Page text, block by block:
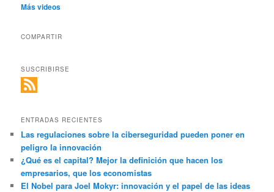
Más videos
COMPARTIR
SUSCRIBIRSE
ENTRADAS RECIENTES
Las regulaciones sobre la ciberseguridad pueden poner en
peligro la innovación
¿Qué es el capital? Mejor la definición que hacen los
empresarios, que los economistas
El Nobel para Joel Mokyr: innovación y el papel de las ideas